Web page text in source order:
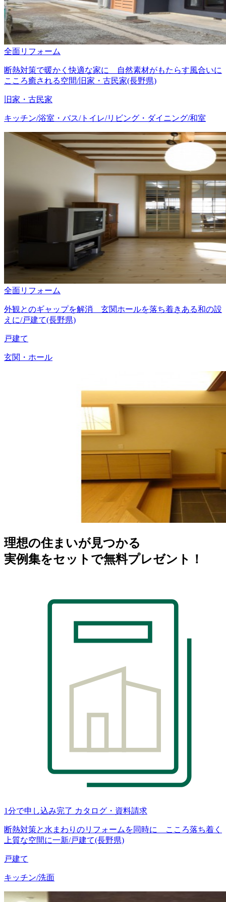
全面リフォーム
断熱対策で暖かく快適な家に 自然素材がもたらす風合いに
こころ癒される空間/旧家・古民家(長野県)
旧家・古民家
キッチン/浴室・バス/トイレ/リビング・ダイニング/和室
全面リフォーム
外観とのギャップを解消 玄関ホールを落ち着きある和の設
えに/戸建て(長野県)
戸建て
玄関・ホール
理想の住まいが見つかる
実例集をセットで無料プレゼント！
1分で申し込み完了 カタログ・資料請求
断熱対策と水まわりのリフォームを同時に こころ落ち着く
上質な空間に一新/戸建て(長野県)
戸建て
キッチン/洗面